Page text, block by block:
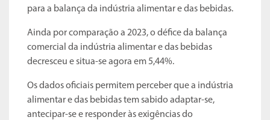
para a balança da indústria alimentar e das bebidas.
Ainda por comparação a 2023, o défice da balança
comercial da indústria alimentar e das bebidas
decresceu e situa-se agora em 5,44%.
Os dados oficiais permitem perceber que a indústria
alimentar e das bebidas tem sabido adaptar-se,
antecipar-se e responder às exigências do